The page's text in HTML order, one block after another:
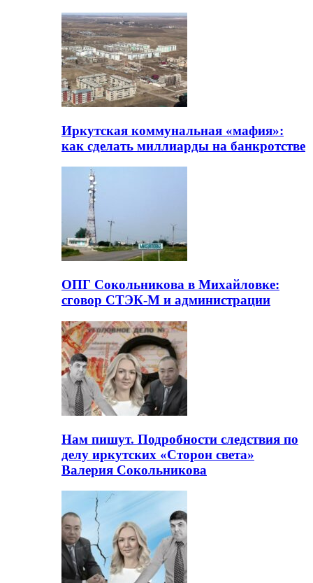
Иркутская коммунальная «мафия»:
как сделать миллиарды на банкротстве
ОПГ Сокольникова в Михайловке:
сговор СТЭК-М и администрации
Нам пишут. Подробности следствия по
делу иркутских «Сторон света»
Валерия Сокольникова